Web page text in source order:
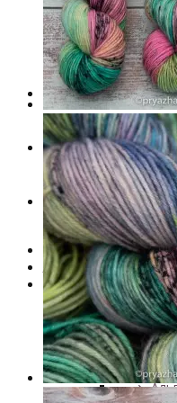
Бесплатные
Вязальные
Галерея
от VizEll
Скидки
Новинки
. . .
Книги по
Лимитированная
Пряжа ручного
- Luxury
- Кид мохер,
↘
450м/50г
↘
↘